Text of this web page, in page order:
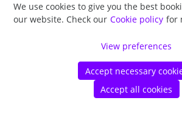
We use cookies to give you the best
our website. Check our Cookie policy for
View preferences
Accept necessary
Accept all cookies